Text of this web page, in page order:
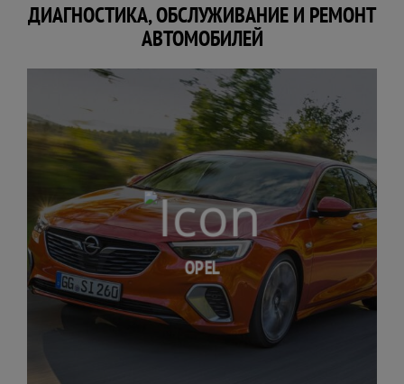
ДИАГНОСТИКА, ОБСЛУЖИВАНИЕ И РЕМОНТ
АВТОМОБИЛЕЙ
OPEL